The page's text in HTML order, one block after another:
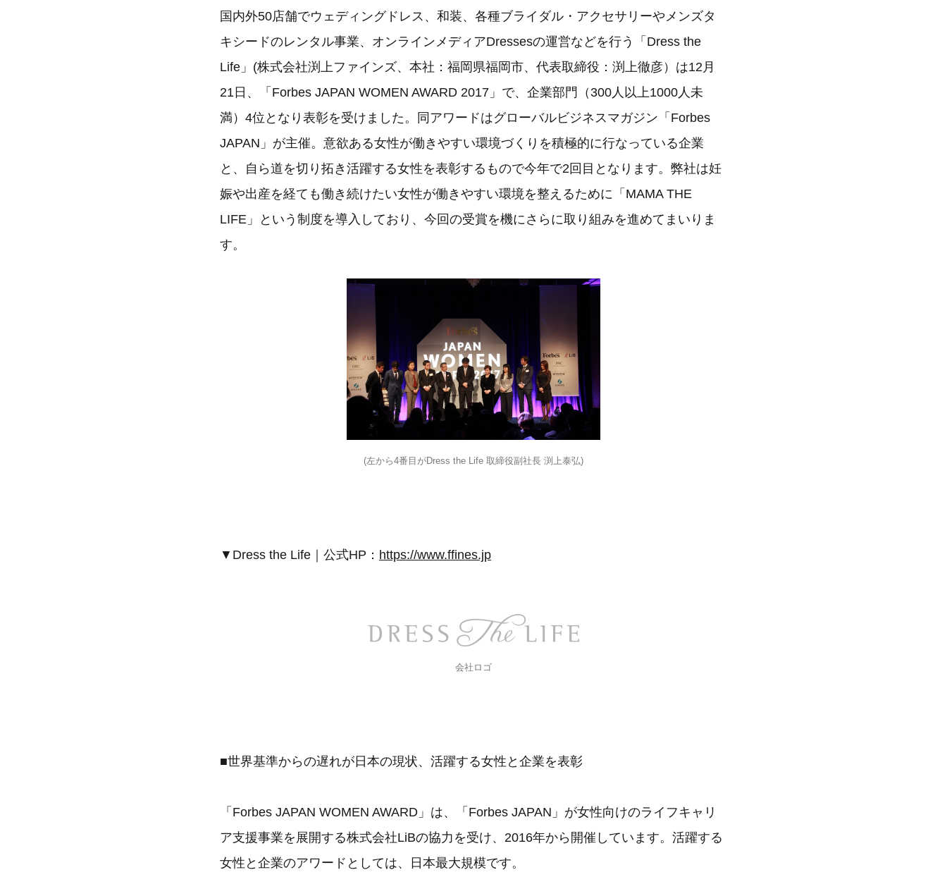
国内外50店舗でウェディングドレス、和装、各種ブライダル・アクセサリーやメンズタ
キシードのレンタル事業、オンラインメディアDressesの運営などを行う「Dress the
Life」(株式会社渕上ファインズ、本社：福岡県福岡市、代表取締役：渕上徹彦）は12月
21日、「Forbes JAPAN WOMEN AWARD 2017」で、企業部門（300人以上1000人未
満）4位となり表彰を受けました。同アワードはグローバルビジネスマガジン「Forbes
JAPAN」が主催。意欲ある女性が働きやすい環境づくりを積極的に行なっている企業
と、自ら道を切り拓き活躍する女性を表彰するもので今年で2回目となります。弊社は妊
娠や出産を経ても働き続けたい女性が働きやすい環境を整えるために「MAMA THE
LIFE」という制度を導入しており、今回の受賞を機にさらに取り組みを進めてまいりま
す。
(左から4番目がDress the Life 取締役副社長 渕上泰弘)
▼Dress the Life｜公式HP： https://www.ffines.jp
会社ロゴ
■世界基準からの遅れが日本の現状、活躍する女性と企業を表彰
「Forbes JAPAN WOMEN AWARD」は、「Forbes JAPAN」が女性向けのライフキャリ
ア支援事業を展開する株式会社LiBの協力を受け、2016年から開催しています。活躍する
女性と企業のアワードとしては、日本最大規模です。